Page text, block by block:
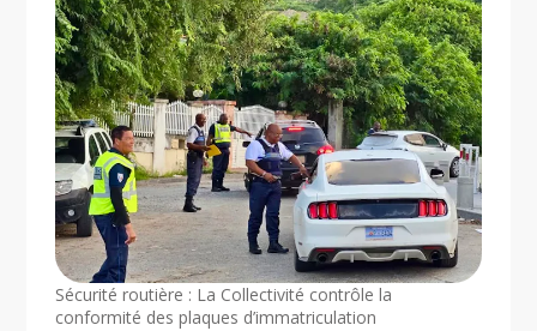
Sécurité routière : La Collectivité contrôle la
conformité des plaques d’immatriculation